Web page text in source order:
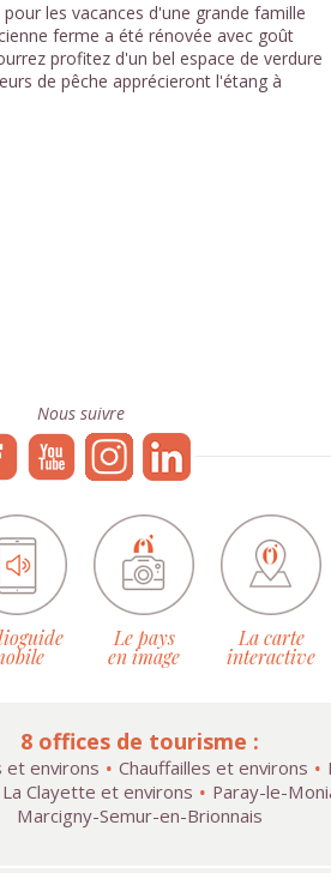
les vacances d'une grande famille
ferme a été rénovée avec goût
profitez d'un bel espace de verdure
de pêche apprécieront l'étang à
Nous suivre
Le pays
en image
La carte
interactive
8 offices de tourisme :
et environs Chauffailles et environs
La Clayette et environs Paray-le-
Marcigny-Semur-en-Brionnais